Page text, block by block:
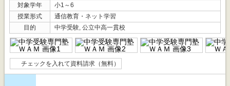
対象学年
小1～6
授業形式
通信教育・ネット学習
目的
中学受験, 公立中高一貫校
チェックを入れて資料請求（無料）